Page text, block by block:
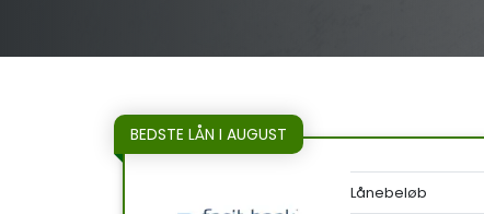
BEDSTE LÅN I AUGUST
Lånebeløb